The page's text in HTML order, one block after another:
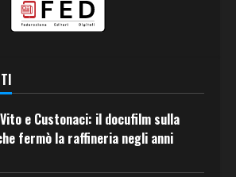
e Custonaci: il docufilm sulla
fermò la raffineria negli anni